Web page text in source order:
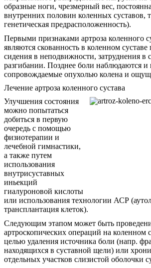
образные ноги, чрезмерный вес,
внутренних половин коленных суставов,
генетическая предрасположенность).
Первыми признаками артроза коленного
являются скованность в коленном суставе
сидения в неподвижности, затруднения в
разгибании. Позднее боли наблюдаются и
сопровождаемые опухолью колена и
Лечение артроза коленного сустава
Улучшения состояния
можно попытаться
добиться в первую
очередь с помощью
физиотерапии и
лечебной гимнастики,
а также путем
использования
внутрисуставных
иньекций
гиалуроновой кислоты
или использования технологии АСР
трансплантация клеток).
Следующим этапом может быть
артроскопических операций на коленном
целью удаления источника боли (напр.
находящихся в суставной щели) или
отдельных участков слизистой оболочки